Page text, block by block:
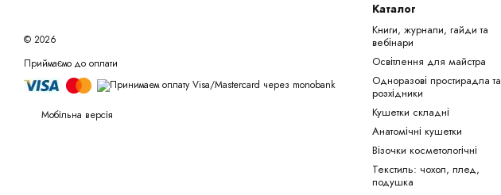
© 2026
Приймаємо до оплати
Мобільна версія
Каталог
Книги, журнали, гайди та
вебінари
Освітлення для майстра
Одноразові простирадла та
розхідники
Кушетки складні
Анатомічні кушетки
Візочки косметологічні
Текстиль: чохол, плед,
подушка